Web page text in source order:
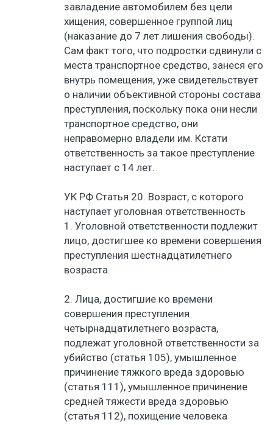
завладение автомобилем без цели
хищения, совершенное группой лиц
(наказание до 7 лет лишения свободы).
Сам факт того, что подростки сдвинули с
места транспортное средство, занеся его
внутрь помещения, уже свидетельствует
о наличии объективной стороны состава
преступления, поскольку пока они несли
транспортное средство, они
неправомерно владели им. Кстати
ответственность за такое преступление
наступает с 14 лет.
УК РФ Статья 20. Возраст, с которого
наступает уголовная ответственность
1. Уголовной ответственности подлежит
лицо, достигшее ко времени совершения
преступления шестнадцатилетнего
возраста.
2. Лица, достигшие ко времени
совершения преступления
четырнадцатилетнего возраста,
подлежат уголовной ответственности за
убийство (статья 105), умышленное
причинение тяжкого вреда здоровью
(статья 111), умышленное причинение
средней тяжести вреда здоровью
(статья 112), похищение человека